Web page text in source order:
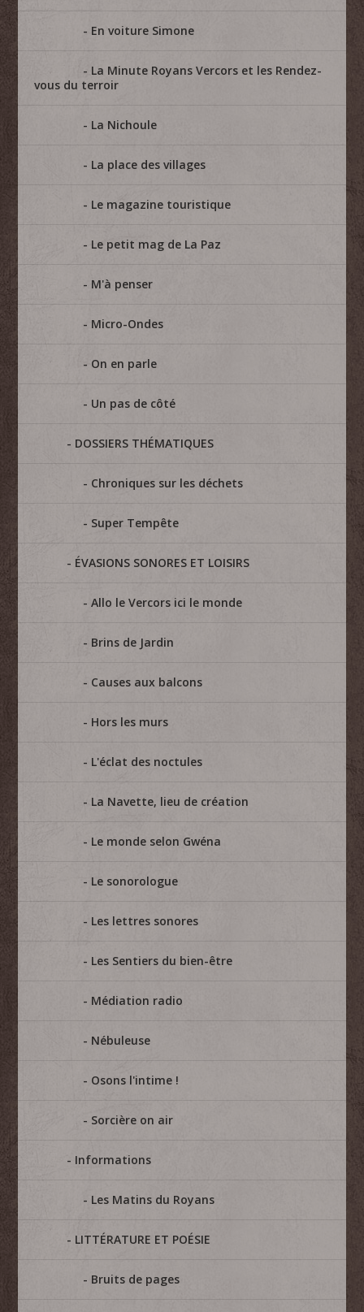
En voiture Simone
La Minute Royans Vercors et les Rendez-
vous du terroir
La Nichoule
La place des villages
Le magazine touristique
Le petit mag de La Paz
M'à penser
Micro-Ondes
On en parle
Un pas de côté
DOSSIERS THÉMATIQUES
Chroniques sur les déchets
Super Tempête
ÉVASIONS SONORES ET LOISIRS
Allo le Vercors ici le monde
Brins de Jardin
Causes aux balcons
Hors les murs
L'éclat des noctules
La Navette, lieu de création
Le monde selon Gwéna
Le sonorologue
Les lettres sonores
Les Sentiers du bien-être
Médiation radio
Nébuleuse
Osons l'intime !
Sorcière on air
Informations
Les Matins du Royans
LITTÉRATURE ET POÉSIE
Bruits de pages